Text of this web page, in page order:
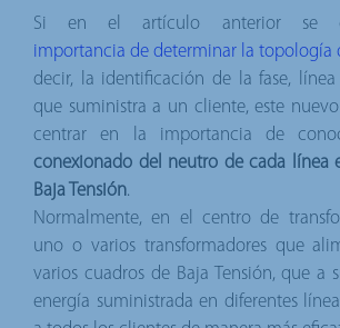
Si en el artículo anterior se
importancia de determinar la topología
decir, la identificación de la fase,
que suministra a un cliente, este
centrar en la importancia de
conexionado del neutro de cada línea
Baja Tensión.
Normalmente, en el centro de
uno o varios transformadores que
varios cuadros de Baja Tensión, que a
energía suministrada en diferentes